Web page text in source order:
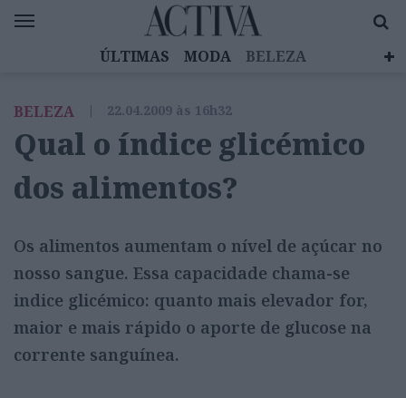
ÚLTIMAS MODA
BELEZA
EMOÇÕES
MULHERES INSPIRADORAS
DIZ QUEM SABE
ACTIVA BRAND STUDIO
BELEZA | 22.04.2009 às 16h32
Qual o índice glicémico
dos alimentos?
Os alimentos aumentam o nível de açúcar no
nosso sangue. Essa capacidade chama-se
indice glicémico: quanto mais elevador for,
maior e mais rápido o aporte de glucose na
corrente sanguínea.